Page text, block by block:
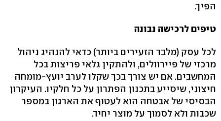
הפיך.
טיפים לרכישה נבונה
לכל עסק (מלבד הזעירים ביותר) כדאי להנהיג ניהול
מרכזי של פיירוולים, ולהתקין גלאי פריצות בכל
המחשבים. אם יש צורך בכך שקלו לערב יועץ-מומחה
חיצוני, שיסייע בתכנון הפתרון על כל חלקיו. העיקרון
הבסיסי של אבטחה הוא לעטוף את הארגון במספר
שכבות ולא לסמוך על מוצר יחיד.